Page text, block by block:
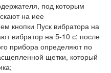
под которым
на иее
кнопки Пуск вибратора на
вибратор на 5-10 с; после
прибора определяют по
щетки, который